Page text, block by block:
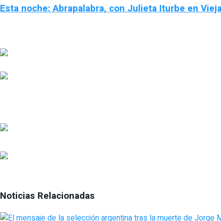
Esta noche: Abrapalabra, con Julieta Iturbe en
Noticias Relacionadas